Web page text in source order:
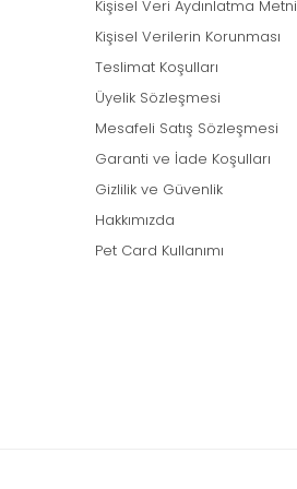
Kişisel Veri Aydınlatma Metni
Kişisel Verilerin Korunması
Teslimat Koşulları
Üyelik Sözleşmesi
Mesafeli Satış Sözleşmesi
Garanti ve İade Koşulları
Gizlilik ve Güvenlik
Hakkımızda
Pet Card Kullanımı